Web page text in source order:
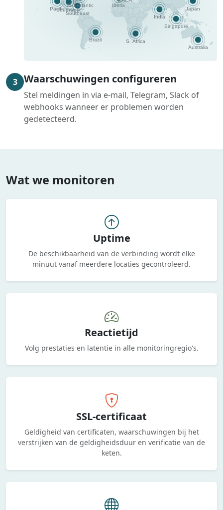
3 Waarschuwingen configureren
Stel meldingen in via e-mail, Telegram, Slack of
webhooks wanneer er problemen worden
gedetecteerd.
Wat we monitoren
Uptime
De beschikbaarheid van de verbinding wordt elke
minuut vanaf meerdere locaties gecontroleerd.
Reactietijd
Volg prestaties en latentie in alle monitoringregio's.
SSL-certificaat
Geldigheid van certificaten, waarschuwingen bij het
verstrijken van de geldigheidsduur en verificatie van de
keten.